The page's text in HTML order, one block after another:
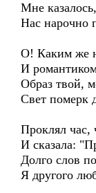
Мне
Нас нарочно
О! Каким же
И
Образ твой,
Свет померк
Проклял
И сказала:
Долго слов
Я другого